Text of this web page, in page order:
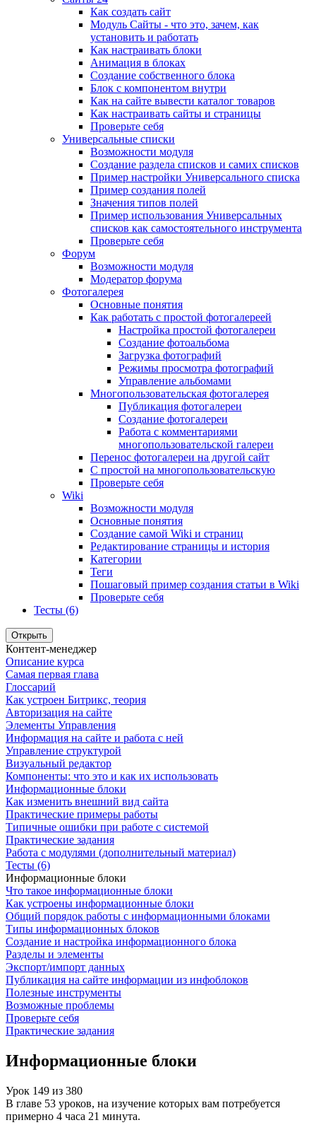
Как создать сайт
Модуль Сайты - что это, зачем, как
установить и работать
Как настраивать блоки
Анимация в блоках
Создание собственного блока
Блок с компонентом внутри
Как на сайте вывести каталог товаров
Как настраивать сайты и страницы
Проверьте себя
Универсальные списки
Возможности модуля
Создание раздела списков и самих списков
Пример настройки Универсального списка
Пример создания полей
Значения типов полей
Пример использования Универсальных
списков как самостоятельного инструмента
Проверьте себя
Форум
Возможности модуля
Модератор форума
Фотогалерея
Основные понятия
Как работать с простой фотогалереей
Настройка простой фотогалереи
Создание фотоальбома
Загрузка фотографий
Режимы просмотра фотографий
Управление альбомами
Многопользовательская фотогалерея
Публикация фотогалереи
Создание фотогалереи
Работа с комментариями
многопользовательской галереи
Перенос фотогалереи на другой сайт
С простой на многопользовательскую
Проверьте себя
Wiki
Возможности модуля
Основные понятия
Создание самой Wiki и страниц
Редактирование страницы и история
Категории
Теги
Пошаговый пример создания статьи в Wiki
Проверьте себя
Тесты (6)
Открыть
Контент-менеджер
Описание курса
Самая первая глава
Глоссарий
Как устроен Битрикс, теория
Авторизация на сайте
Элементы Управления
Информация на сайте и работа с ней
Управление структурой
Визуальный редактор
Компоненты: что это и как их использовать
Информационные блоки
Как изменить внешний вид сайта
Практические примеры работы
Типичные ошибки при работе с системой
Практические задания
Работа с модулями (дополнительный материал)
Тесты (6)
Информационные блоки
Что такое информационные блоки
Как устроены информационные блоки
Общий порядок работы с информационными блоками
Типы информационных блоков
Создание и настройка информационного блока
Разделы и элементы
Экспорт/импорт данных
Публикация на сайте информации из инфоблоков
Полезные инструменты
Возможные проблемы
Проверьте себя
Практические задания
Информационные блоки
Урок 149 из 380
В главе 53 уроков, на изучение которых вам потребуется
примерно 4 часа 21 минута.